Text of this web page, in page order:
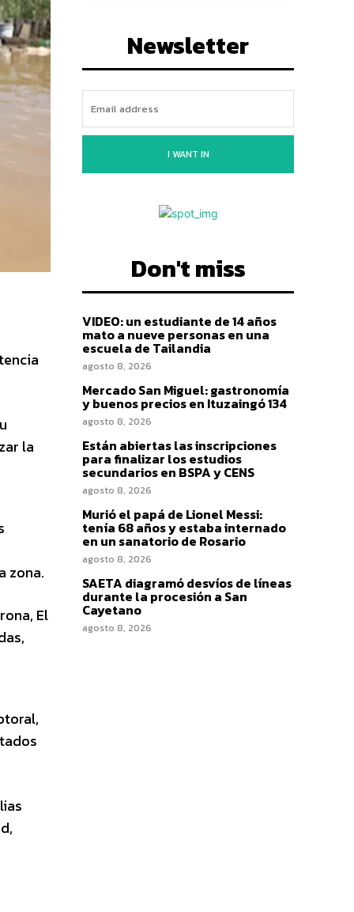
la
zona.
El
Newsletter
I WANT IN
Don't miss
VIDEO: un estudiante de 14 años
mato a nueve personas en una
escuela de Tailandia
agosto 8, 2026
Mercado San Miguel: gastronomía
y buenos precios en Ituzaingó 134
agosto 8, 2026
Están abiertas las inscripciones
para finalizar los estudios
secundarios en BSPA y CENS
agosto 8, 2026
Murió el papá de Lionel Messi:
tenía 68 años y estaba internado
en un sanatorio de Rosario
agosto 8, 2026
SAETA diagramó desvíos de líneas
durante la procesión a San
Cayetano
agosto 8, 2026